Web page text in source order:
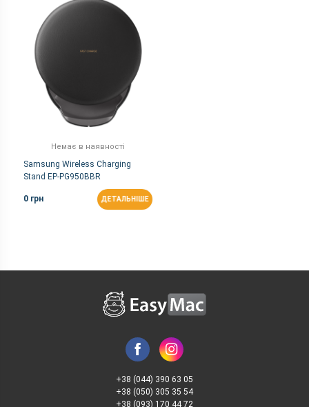
Немає в наявності
Samsung Wireless Charging
Stand EP-PG950BBR
0 грн ДЕТАЛЬНІШЕ
+38 (044) 390 63 05
+38 (050) 305 35 54
+38 (093) 170 44 72